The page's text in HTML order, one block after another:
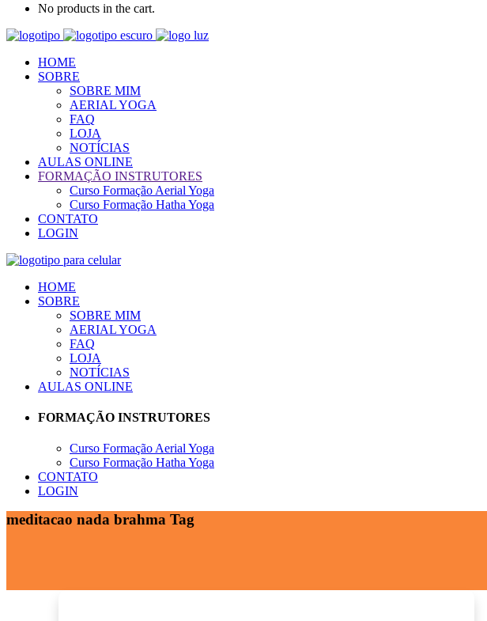
No products in the cart.
HOME
SOBRE
SOBRE MIM
AERIAL YOGA
FAQ
LOJA
NOTÍCIAS
AULAS ONLINE
FORMAÇÃO INSTRUTORES
Curso Formação Aerial Yoga
Curso Formação Hatha Yoga
CONTATO
LOGIN
HOME
SOBRE
SOBRE MIM
AERIAL YOGA
FAQ
LOJA
NOTÍCIAS
AULAS ONLINE
FORMAÇÃO INSTRUTORES
Curso Formação Aerial Yoga
Curso Formação Hatha Yoga
CONTATO
LOGIN
meditacao nada brahma Tag